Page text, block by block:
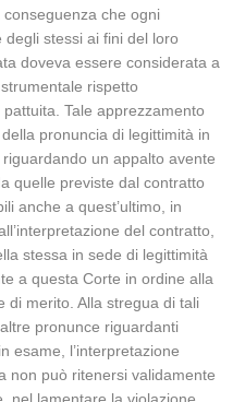
che ogni
stessi ai fini del loro
doveva essere considerata a
rispetto
Tale apprezzamento
pronuncia di legittimità in
un appalto avente
quelle previste dal contratto
anche a quest’ultimo, in
del contratto,
stessa in sede di legittimità
a questa Corte in ordine alla
di merito. Alla stregua di tali
pronunce riguardanti
esame, l’interpretazione
non può ritenersi validamente